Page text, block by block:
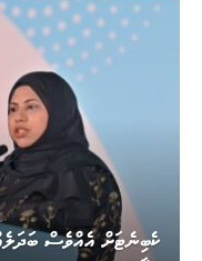
ކެބިނެޓަށް އެއްވެސް